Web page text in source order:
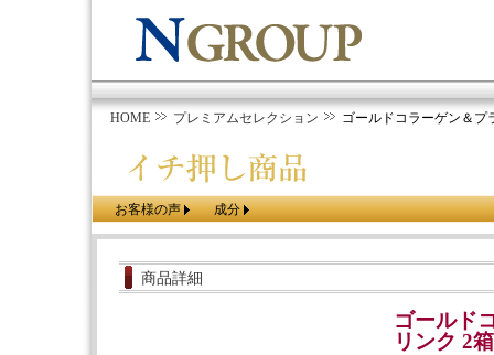
HOME プレミアムセレクション ゴールドコラーゲン＆プ
お客様の声 成分
商品詳細
ゴールド
リンク 2箱